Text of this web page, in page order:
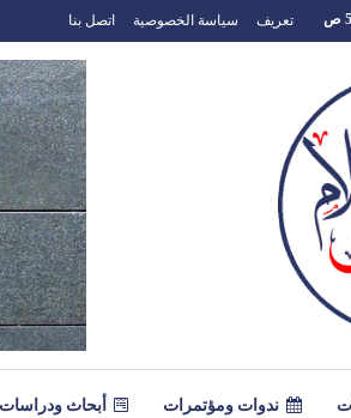
تعريف سياسة الخصوصية اتصل بنا
ندوات ومؤتمرات أبحاث ودراسات